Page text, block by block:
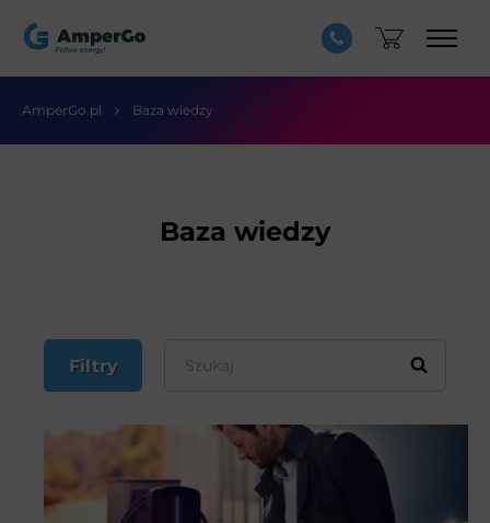
AmperGo.pl Baza wiedzy
Baza wiedzy
Filtry